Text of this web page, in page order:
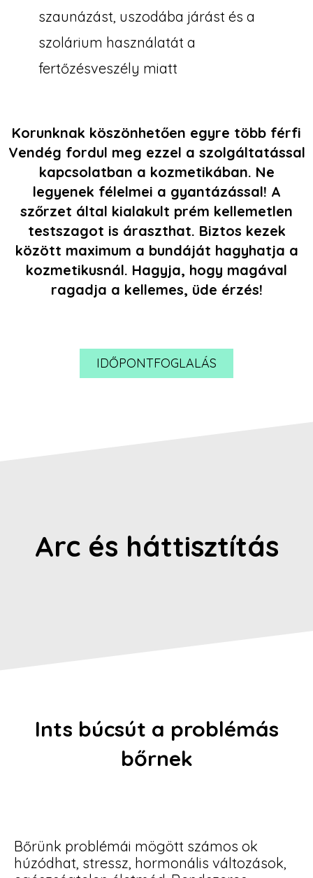
szaunázást, uszodába járást és a
szolárium használatát a
fertőzésveszély miatt
Korunknak köszönhetően egyre több férfi
Vendég fordul meg ezzel a szolgáltatással
kapcsolatban a kozmetikában. Ne
legyenek félelmei a gyantázással! A
szőrzet által kialakult prém kellemetlen
testszagot is áraszthat. Biztos kezek
között maximum a bundáját hagyhatja a
kozmetikusnál. Hagyja, hogy magával
ragadja a kellemes, üde érzés!
IDŐPONTFOGLALÁS
Arc és háttisztítás
Ints búcsút a problémás
bőrnek
Bőrünk problémái mögött számos ok
húzódhat, stressz, hormonális változások,